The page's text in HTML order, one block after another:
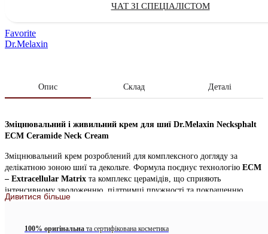
ЧАТ ЗІ СПЕЦІАЛІСТОМ
Favorite
Dr.Melaxin
Опис Склад Деталі
Зміцнювальний і живильний крем для шиї Dr.Melaxin Necksphalt
ECM Ceramide Neck Cream
Зміцнювальний крем розроблений для комплексного догляду за
делікатною зоною шиї та декольте. Формула поєднує технологію ECM
– Extracellular Matrix та комплекс церамідів, що сприяють
інтенсивному зволоженню, підтримці пружності та покращенню
зовнішнього вигляду шкіри. Крем допомагає зробити текстуру більш
гладкого вигляду.
Дивитися більше
100% оригінальна та сертифікована косметика